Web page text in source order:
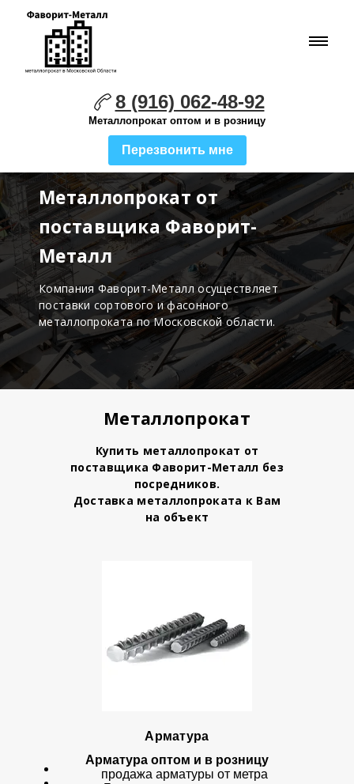
8 (916) 062-48-92
Металлопрокат оптом и в розницу
Перезвонить мне
Металлопрокат от
поставщика Фаворит-
Металл
Компания Фаворит-Металл осуществляет
поставки сортового и фасонного
металлопроката по Московской области.
Металлопрокат
Купить металлопрокат от
поставщика Фаворит-Металл без
посредников.
Доставка металлопроката к Вам
на объект
Арматура
Арматура оптом и в розницу
продажа арматуры от метра